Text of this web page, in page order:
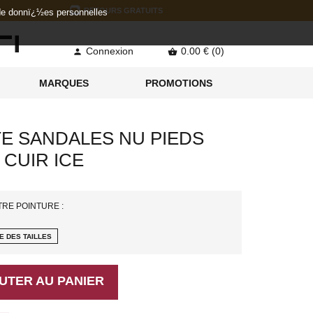
RETOURS GRATUITS
 Connexion  0.00 € (0)
MARQUES PROMOTIONS
SANDALES NU PIEDS
CUIR ICE
POINTURE :
DES TAILLES
AU PANIER
donnï¿½es personnelles